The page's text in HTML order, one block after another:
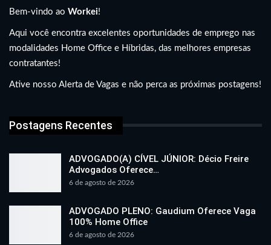
Bem-vindo ao Workei!
Aqui você encontra excelentes oportunidades de emprego nas
modalidades Home Office e Híbridas, das melhores empresas
contratantes!
Ative nosso Alerta de Vagas e não perca as próximas postagens!
Postagens Recentes
ADVOGADO(A) CÍVEL JÚNIOR: Décio Freire
Advogados Oferece…
6 de agosto de 2026
ADVOGADO PLENO: Gaudium Oferece Vaga
100% Home Office
6 de agosto de 2026